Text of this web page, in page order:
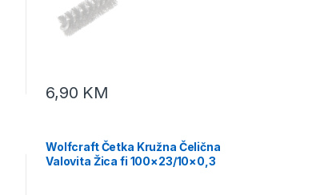
6,90 KM
Wolfcraft Četka Kružna Čelična
Valovita Žica fi 100×23/10×0,3